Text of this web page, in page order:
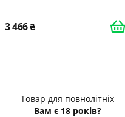
3 466
Товар для повнолітніх
Вам є 18 років?